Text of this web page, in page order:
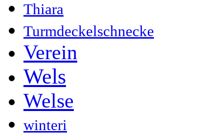
Thiara
Turmdeckelschnecke
Verein
Wels
Welse
winteri